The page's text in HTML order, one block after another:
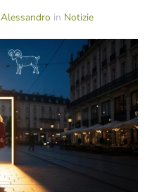
Alessandro in Notizie